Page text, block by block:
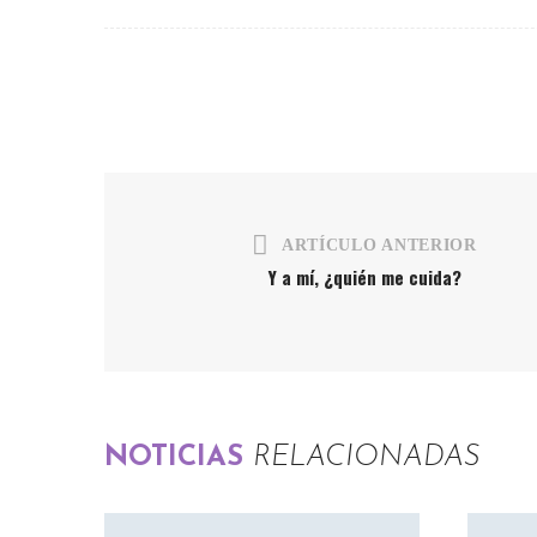
ARTÍCULO ANTERIOR
Y a mí, ¿quién me cuida?
NOTICIAS RELACIONADAS